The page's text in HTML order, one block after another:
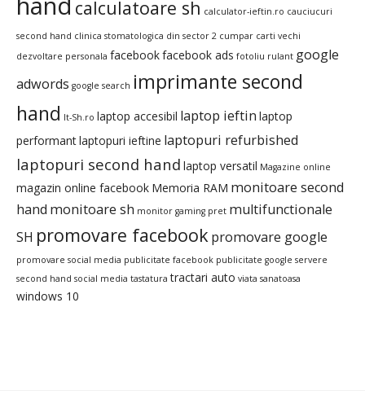
calculatoare sh calculator-ieftin.ro cauciucuri
second hand clinica stomatologica din sector 2 cumpar carti vechi
dezvoltare personala facebookfacebook ads fotoliu rulant google
adwords google search imprimante second
hand It-Sh.ro laptop accesibil laptop ieftin laptop
performantlaptopuri ieftine laptopuri refurbished
laptopuri second hand laptop versatil Magazine online
magazin online facebook Memoria RAM monitoare second
hand monitoare sh monitor gaming pret multifunctionale
SH promovare facebookpromovare google
promovare social media publicitate facebook publicitate google servere
second hand social media tastatura tractari auto viata sanatoasa
windows 10